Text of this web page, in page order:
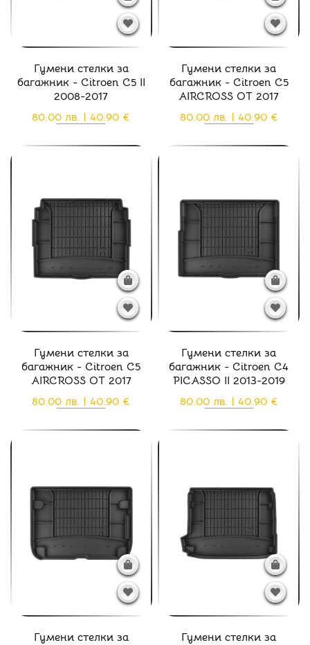
Гумени стелки за
багажник - Citroen C5 II
2008-2017
80.00 лв. | 40.90 €
Гумени стелки за
багажник - Citroen C5
AIRCROSS ОТ 2017
80.00 лв. | 40.90 €
Гумени стелки за
багажник - Citroen C5
AIRCROSS ОТ 2017
80.00 лв. | 40.90 €
Гумени стелки за
багажник - Citroen C4
PICASSO II 2013-2019
80.00 лв. | 40.90 €
Гумени стелки за
Гумени стелки за